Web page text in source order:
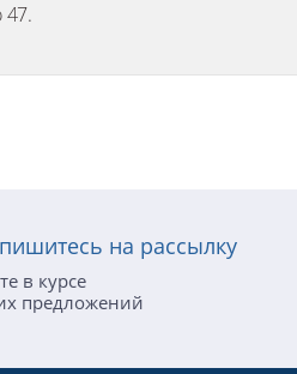
47.
на рассылку
в курсе
предложений